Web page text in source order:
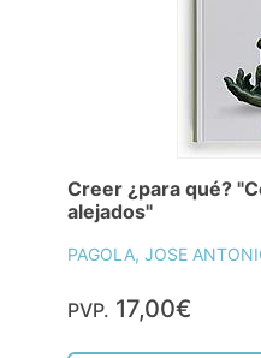
Creer ¿para qué?
alejados"
PAGOLA, JOSE
PVP. 17,00€